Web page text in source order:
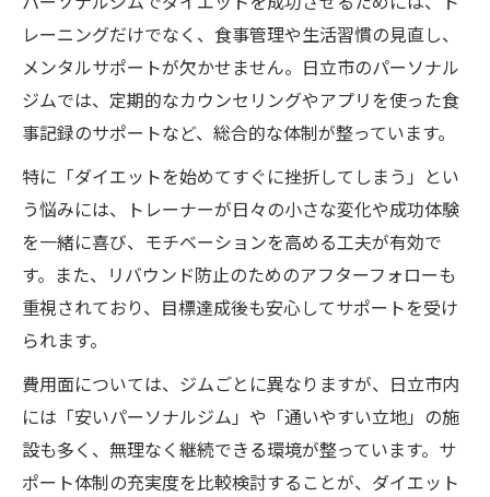
レーニングだけでなく、食事管理や生活習慣の見直し、
メンタルサポートが欠かせません。日立市のパーソナル
ジムでは、定期的なカウンセリングやアプリを使った食
事記録のサポートなど、総合的な体制が整っています。
特に「ダイエットを始めてすぐに挫折してしまう」とい
う悩みには、トレーナーが日々の小さな変化や成功体験
を一緒に喜び、モチベーションを高める工夫が有効で
す。また、リバウンド防止のためのアフターフォローも
重視されており、目標達成後も安心してサポートを受け
られます。
費用面については、ジムごとに異なりますが、日立市内
には「安いパーソナルジム」や「通いやすい立地」の施
設も多く、無理なく継続できる環境が整っています。サ
ポート体制の充実度を比較検討することが、ダイエット